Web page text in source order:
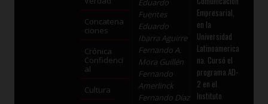
Concatena
ciones
Crónica
Confidenci
al
Cultura
Eduardo
Fuentes
Eduardo
Ibarra Aguirre
Fernando A.
Mora Guillén
Fernando
Amerlinck
Fernando Díaz
Empresarial,
en la
Universidad
Latinoamerica
na. Cursó el
programa AD-
2 en el
Instituto